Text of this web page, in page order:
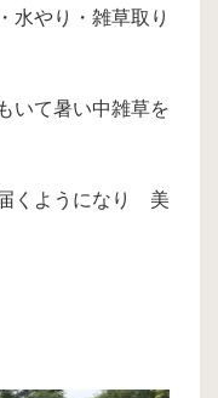
水やり・雑草取り
いて暑い中雑草を
くようになり 美